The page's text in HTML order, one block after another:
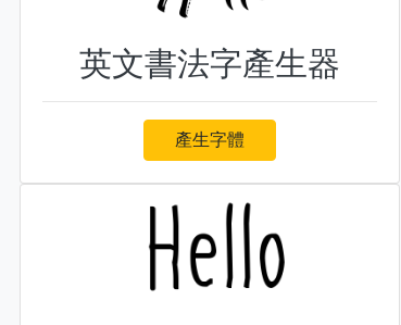
英文書法字產生器
產生字體